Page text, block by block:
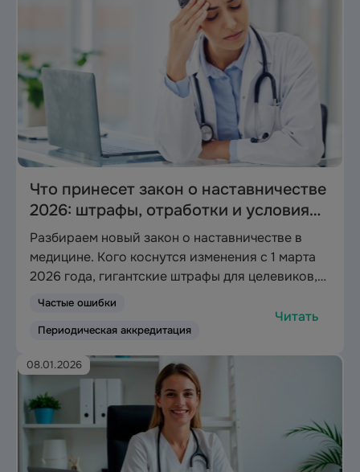
Что принесет закон о наставничестве
2026: штрафы, отработки и условия
для медиков
Разбираем новый закон о наставничестве в
медицине. Кого коснутся изменения с 1 марта
2026 года, гигантские штрафы для целевиков,
сроки отработки и нюансы аккредитации.
Частые ошибки
Периодическая аккредитация
Читать
08.01.2026